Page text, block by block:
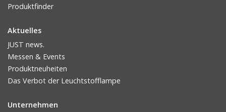
Produktfinder
Aktuelles
JUST news.
Messen & Events
Produktneuheiten
Das Verbot der Leuchtstofflampe
Unternehmen